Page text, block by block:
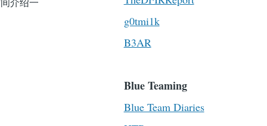
介绍一
g0tmi1k
B3AR
Blue Teaming
Blue Team Diaries